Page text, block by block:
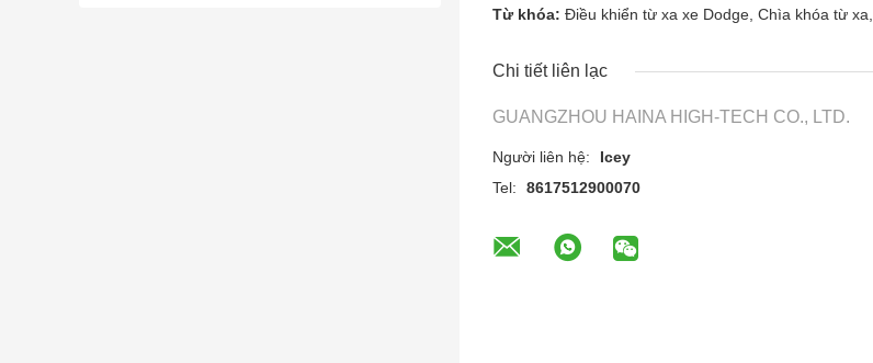
Từ khóa: Điều khiển từ xa xe Dodge, Chìa khóa từ xa,
Chi tiết liên lạc
GUANGZHOU HAINA HIGH-TECH CO., LTD.
Người liên hệ:
Icey
Tel:
8617512900070